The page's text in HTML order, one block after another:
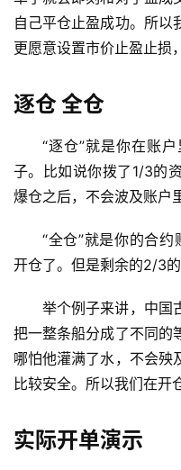
自己平仓止盈成功。所以
更愿意设置市价止盈止损
逐仓 全仓
“逐仓”就是你在账
子。比如说你拨了1/3的
爆仓之后，不会波及账户
“全仓”就是你的合
开仓了。但是剩余的2/3
举个例子来讲，中国
把一整条船分成了不同的
哪怕他灌满了水，不会殃
比较安全。所以我们在开
实际开单演示